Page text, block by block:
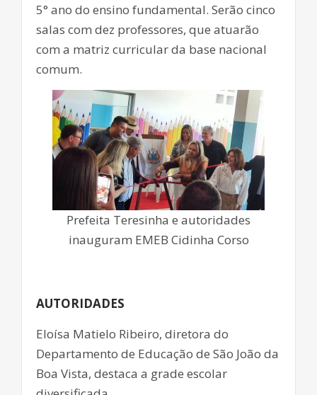
5° ano do ensino fundamental. Serão cinco
salas com dez professores, que atuarão
com a matriz curricular da base nacional
comum.
Prefeita Teresinha e autoridades
inauguram EMEB Cidinha Corso
AUTORIDADES
Eloísa Matielo Ribeiro, diretora do
Departamento de Educação de São João da
Boa Vista, destaca a grade escolar